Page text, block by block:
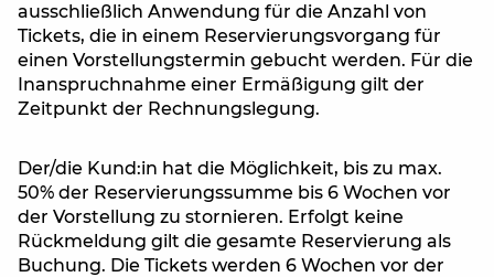
ausschließlich Anwendung für die Anzahl von
Tickets, die in einem Reservierungsvorgang für
einen Vorstellungstermin gebucht werden. Für die
Inanspruchnahme einer Ermäßigung gilt der
Zeitpunkt der Rechnungslegung.
Der/die Kund:in hat die Möglichkeit, bis zu max.
50% der Reservierungssumme bis 6 Wochen vor
der Vorstellung zu stornieren. Erfolgt keine
Rückmeldung gilt die gesamte Reservierung als
Buchung. Die Tickets werden 6 Wochen vor der